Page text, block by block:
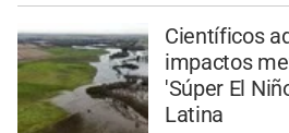
Científicos
impactos
'Súper El
Latina